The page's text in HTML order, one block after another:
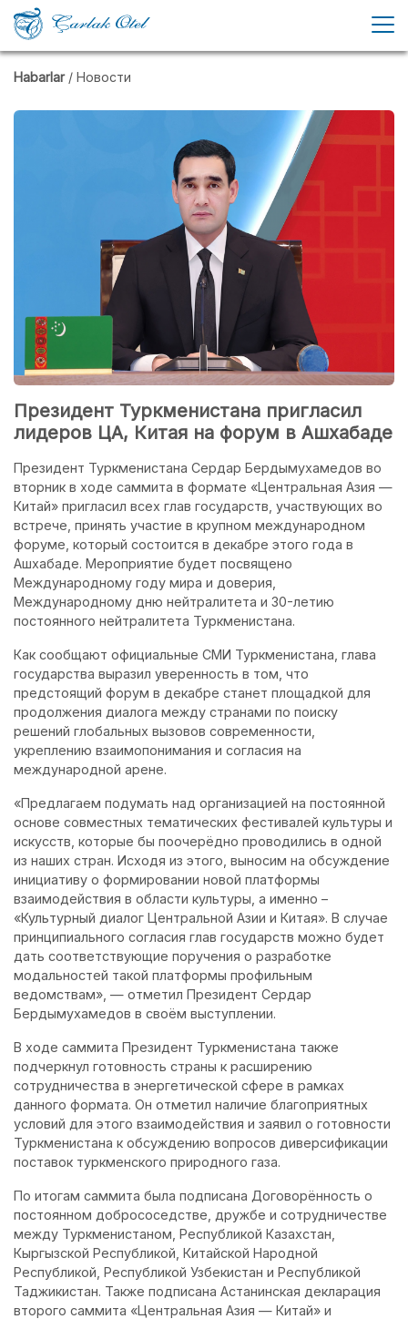
Habarlar / Новости
Президент Туркменистана пригласил
лидеров ЦА, Китая на форум в Ашхабаде
Президент Туркменистана Сердар Бердымухамедов во
вторник в ходе саммита в формате «Центральная Азия —
Китай» пригласил всех глав государств, участвующих во
встрече, принять участие в крупном международном
форуме, который состоится в декабре этого года в
Ашхабаде. Мероприятие будет посвящено
Международному году мира и доверия,
Международному дню нейтралитета и 30-летию
постоянного нейтралитета Туркменистана.
Как сообщают официальные СМИ Туркменистана, глава
государства выразил уверенность в том, что
предстоящий форум в декабре станет площадкой для
продолжения диалога между странами по поиску
решений глобальных вызовов современности,
укреплению взаимопонимания и согласия на
международной арене.
«Предлагаем подумать над организацией на постоянной
основе совместных тематических фестивалей культуры и
искусств, которые бы поочерёдно проводились в одной
из наших стран. Исходя из этого, выносим на обсуждение
инициативу о формировании новой платформы
взаимодействия в области культуры, а именно –
«Культурный диалог Центральной Азии и Китая». В случае
принципиального согласия глав государств можно будет
дать соответствующие поручения о разработке
модальностей такой платформы профильным
ведомствам», — отметил Президент Сердар
Бердымухамедов в своём выступлении.
В ходе саммита Президент Туркменистана также
подчеркнул готовность страны к расширению
сотрудничества в энергетической сфере в рамках
данного формата. Он отметил наличие благоприятных
условий для этого взаимодействия и заявил о готовности
Туркменистана к обсуждению вопросов диверсификации
поставок туркменского природного газа.
По итогам саммита была подписана Договорённость о
постоянном добрососедстве, дружбе и сотрудничестве
между Туркменистаном, Республикой Казахстан,
Кыргызской Республикой, Китайской Народной
Республикой, Республикой Узбекистан и Республикой
Таджикистан. Также подписана Астанинская декларация
второго саммита «Центральная Азия — Китай» и